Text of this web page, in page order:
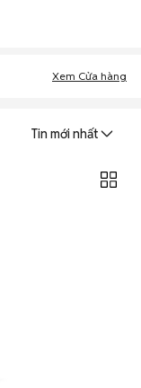
Xem Cửa hàng
Tin mới nhất